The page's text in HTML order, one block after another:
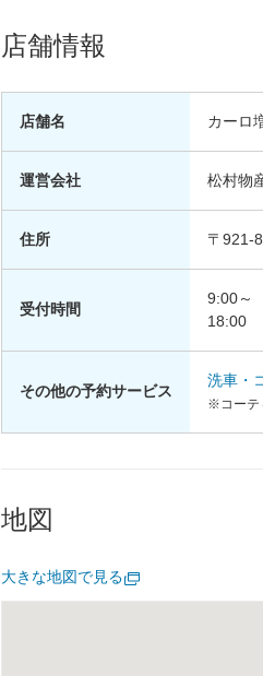
店舗情報
店舗名 カーロ
運営会社 松村物
住所 〒921-
受付時間
9:00～
18:00
その他の予約サービス
洗車・
※コーテ
地図
大きな地図で見る